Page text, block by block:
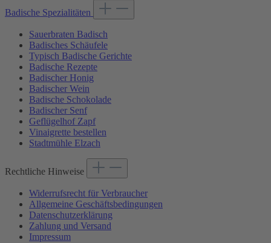
Badische Spezialitäten
Sauerbraten Badisch
Badisches Schäufele
Typisch Badische Gerichte
Badische Rezepte
Badischer Honig
Badischer Wein
Badische Schokolade
Badischer Senf
Geflügelhof Zapf
Vinaigrette bestellen
Stadtmühle Elzach
Rechtliche Hinweise
Widerrufsrecht für Verbraucher
Allgemeine Geschäftsbedingungen
Datenschutzerklärung
Zahlung und Versand
Impressum